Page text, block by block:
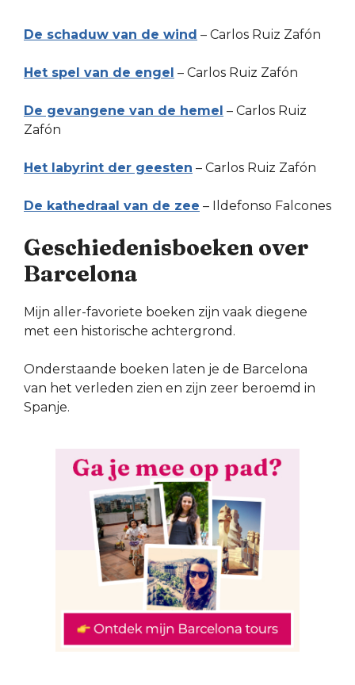
De schaduw van de wind – Carlos Ruiz Zafón
Het spel van de engel – Carlos Ruiz Zafón
De gevangene van de hemel – Carlos Ruiz
Zafón
Het labyrint der geesten – Carlos Ruiz Zafón
De kathedraal van de zee – Ildefonso Falcones
Geschiedenisboeken over
Barcelona
Mijn aller-favoriete boeken zijn vaak diegene
met een historische achtergrond.
Onderstaande boeken laten je de Barcelona
van het verleden zien en zijn zeer beroemd in
Spanje.